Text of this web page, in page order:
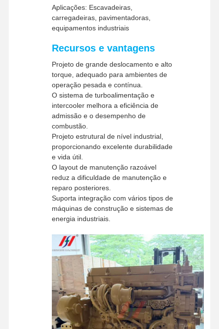
Visita À
Fábrica
Controle De
Qualidade
Contacte-
Nos
Perkins Engine
Motor Yanmar
Motor Kubota
Motor Isuzu
Motor Cummins
motor a diesel
Motor de MITSUBISHI
Motor de escavadeira
jogo da reconstrução do motor
Bomba de injecção
Conjunto do turbocompressor
Outras Peças do Motor
Combustão
Injeção direta
Método de
Resfriamento a água
Quantidade
pedido
Métodos de
pagamento
União Ocidental, T/T
Métodos de
envio
UPS/DHL/EMS/TNT/FedEx
Aplicações: Escavadeiras,
carregadeiras, pavimentadoras,
equipamentos industriais
Recursos e vantagens
Projeto de grande deslocamento e alto
torque, adequado para ambientes de
operação pesada e contínua.
O sistema de turboalimentação e
intercooler melhora a eficiência de
admissão e o desempenho de
combustão.
Projeto estrutural de nível industrial,
proporcionando excelente durabilidade
e vida útil.
O layout de manutenção razoável
reduz a dificuldade de manutenção e
reparo posteriores.
Suporta integração com vários tipos de
máquinas de construção e sistemas de
energia industriais.